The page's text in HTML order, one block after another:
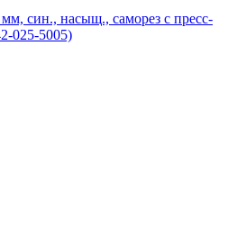
син., насыщ., саморез с пресс-
025-5005)